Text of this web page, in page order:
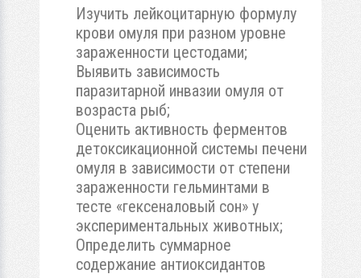
Изучить лейкоцитарную формулу
крови омуля при разном уровне
зараженности цестодами;
Выявить зависимость
паразитарной инвазии омуля от
возраста рыб;
Оценить активность ферментов
детоксикационной системы печени
омуля в зависимости от степени
зараженности гельминтами в
тесте «гексеналовый сон» у
экспериментальных животных;
Определить суммарное
содержание антиоксидантов